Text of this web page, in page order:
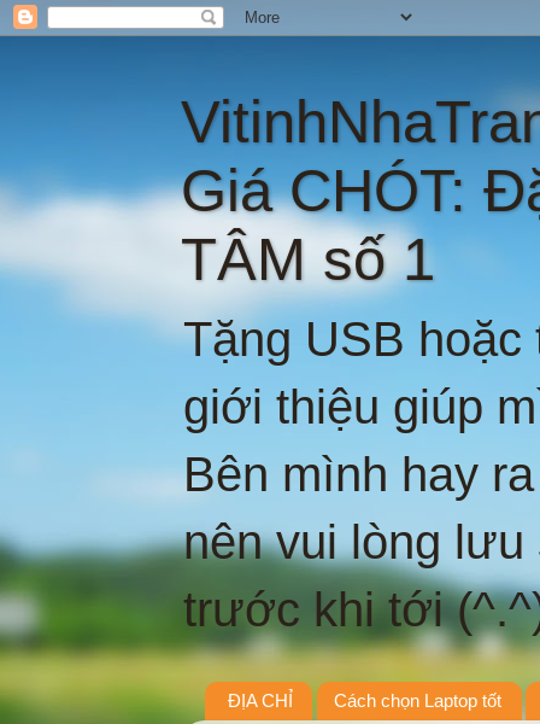
Giá CHÓT:
TÂM số 1
Tặng USB
giới thiệu giúp
Bên mình hay
nên vui lòng lưu
trước khi tới
ĐỊA CHỈ Cách chọn Laptop tốt